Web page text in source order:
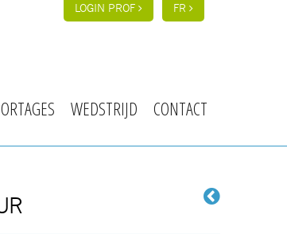
LOGIN PROF FR
WEDSTRIJD CONTACT